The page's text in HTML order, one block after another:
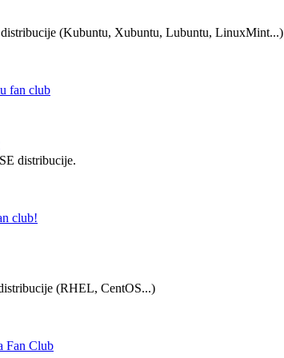
(Kubuntu, Xubuntu, Lubuntu, LinuxMint...)
fan club
distribucije.
club!
(RHEL, CentOS...)
Fan Club